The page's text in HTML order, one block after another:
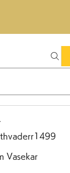
Vasekar